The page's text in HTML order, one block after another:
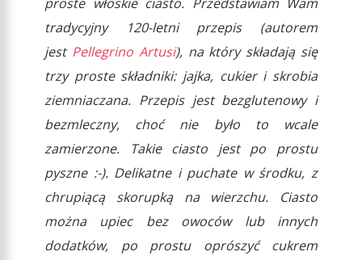
tradycyjny 120-letni przepis (autorem
jest Pellegrino Artusi), na który składają się
trzy proste składniki: jajka, cukier i skrobia
ziemniaczana. Przepis jest bezglutenowy i
bezmleczny, choć nie było to wcale
zamierzone. Takie ciasto jest po prostu
pyszne :-). Delikatne i puchate w środku, z
chrupiącą skorupką na wierzchu. Ciasto
można upiec bez owoców lub innych
dodatków, po prostu oprószyć cukrem